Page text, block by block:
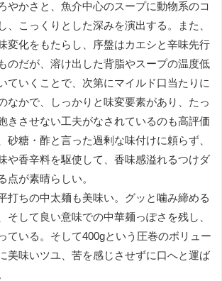
やかさと、魚介中心のスープに動物系のコ
、こっくりとした深みを演出する。また、
変化をもたらし、序盤はカエシと辛味先行
のだが、溶け出した背脂やスープの温度低
ていくことで、次第にマイルド口当たりに
なかで、しっかりと味変要素があり、たっ
きさせない工夫がなされているのも高評価
砂糖・酢と言った過剰な味付けに頼らず、
や香辛料を駆使して、香味感溢れるつけダ
点が素晴らしい。
打ちの中太麺も美味い。グッと噛み締める
そして良い意味での中華麺っぽさを残し、
ている。そして400gという圧巻のボリュー
美味いツユ、苦を感じさせずに口へと運ば